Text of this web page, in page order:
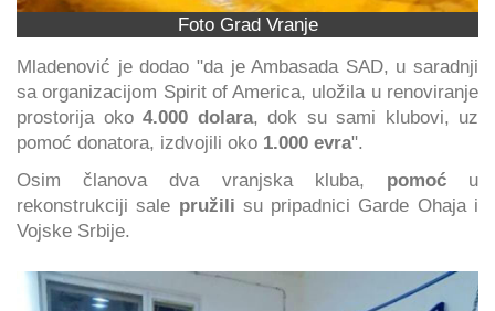
Foto Grad Vranje
Mladenović je dodao "da je Ambasada SAD, u saradnji
sa organizacijom Spirit of America, uložila u renoviranje
prostorija oko 4.000 dolara, dok su sami klubovi, uz
pomoć donatora, izdvojili oko 1.000 evra".
Osim članova dva vranjska kluba, pomoću
rekonstrukciji sale pružili su pripadnici Garde Ohaja i
Vojske Srbije.